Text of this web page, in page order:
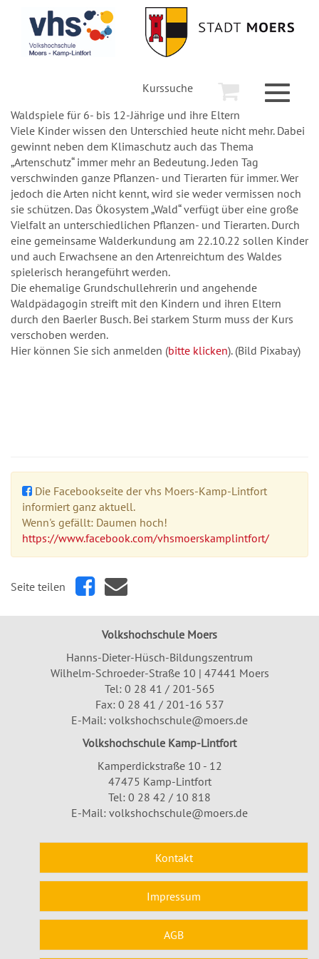
Kurssuche
Toggle
Waldspiele für 6- bis 12-Jährige und ihre Eltern
Viele Kinder wissen den Unterschied heute nicht mehr. Dabei
gewinnt neben dem Klimaschutz auch das Thema
„Artenschutz“ immer mehr an Bedeutung. Jeden Tag
verschwinden ganze Pflanzen- und Tierarten für immer. Wer
jedoch die Arten nicht kennt, wird sie weder vermissen noch
sie schützen. Das Ökosystem „Wald“ verfügt über eine große
Vielfalt an unterschiedlichen Pflanzen- und Tierarten. Durch
eine gemeinsame Walderkundung am 22.10.22 sollen Kinder
und auch Erwachsene an den Artenreichtum des Waldes
spielerisch herangeführt werden.
Die ehemalige Grundschullehrerin und angehende
Waldpädagogin streift mit den Kindern und ihren Eltern
durch den Baerler Busch. Bei starkem Sturm muss der Kurs
verschoben werden.
Hier können Sie sich anmelden (bitte klicken). (Bild Pixabay)
Die Facebookseite der vhs Moers-Kamp-Lintfort
informiert ganz aktuell.
Wenn's gefällt: Daumen hoch!
https://www.facebook.com/vhsmoerskamplintfort/
Seite teilen
Volkshochschule Moers
Hanns-Dieter-Hüsch-Bildungszentrum
Wilhelm-Schroeder-Straße 10 | 47441 Moers
Tel: 0 28 41 / 201-565
Fax: 0 28 41 / 201-16 537
E-Mail: volkshochschule@moers.de
Volkshochschule Kamp-Lintfort
Kamperdickstraße 10 - 12
47475 Kamp-Lintfort
Tel: 0 28 42 / 10 818
E-Mail: volkshochschule@moers.de
Kontakt
Impressum
AGB